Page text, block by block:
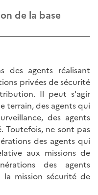
de la base
des agents réalisant
privées de sécurité
Il peut s'agir
terrain, des agents qui
des agents
Toutefois, ne sont pas
des agents qui
aux missions de
des agents
mission sécurité de